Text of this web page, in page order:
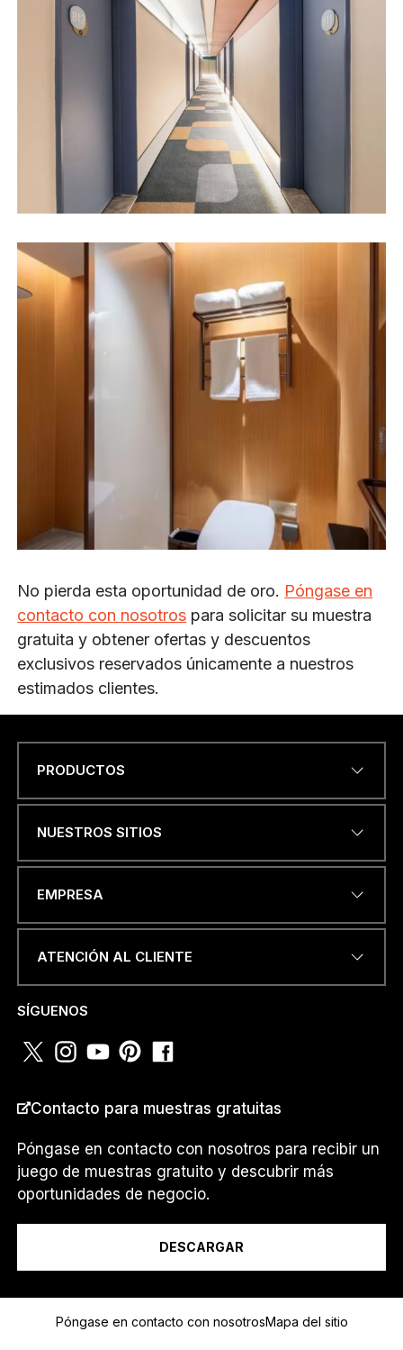
No pierda esta oportunidad de oro. Póngase en
contacto con nosotros para solicitar su muestra
gratuita y obtener ofertas y descuentos
exclusivos reservados únicamente a nuestros
estimados clientes.
ELECTRÓNICO
*
C
U
R
Y
WHATSAPP
PAÍS*
Mensaje
PRODUCTOS
NUESTROS SITIOS
EMPRESA
ATENCIÓN AL CLIENTE
SÍGUENOS
Contacto para muestras gratuitas
Póngase en contacto con nosotros para recibir un
juego de muestras gratuito y descubrir más
oportunidades de negocio.
DESCARGAR
Póngase en contacto con nosotrosMapa del sitio